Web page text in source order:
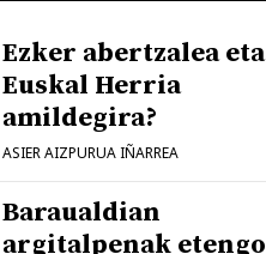
Ezker abertzalea eta
Euskal Herria
amildegira?
ASIER AIZPURUA IÑARREA
Baraualdian
argitalpenak etengo